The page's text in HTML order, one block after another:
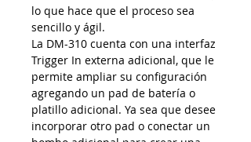
lo que hace que el proceso sea
sencillo y ágil.
La DM-310 cuenta con una interfaz
Trigger In externa adicional, que le
permite ampliar su configuración
agregando un pad de batería o
platillo adicional. Ya sea que desee
incorporar otro pad o conectar un